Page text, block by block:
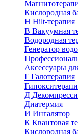
Кислородная
H Hilt-терапия
В Вакуумная
Водородная
Генератор
Аксессуары
Г Галотерапия
Д
Диатермия
И Ингалятор
К Квантовая
Кислородная